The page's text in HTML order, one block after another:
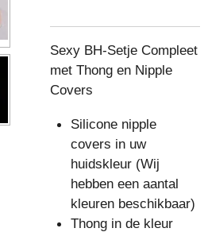
Sexy BH-Setje Compleet
met Thong en Nipple
Covers
Silicone nipple
covers in uw
huidskleur (Wij
hebben een aantal
kleuren beschikbaar)
Thong in de kleur